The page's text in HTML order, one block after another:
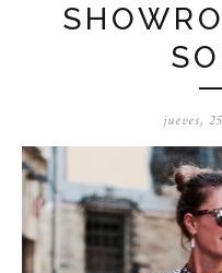
jueves,